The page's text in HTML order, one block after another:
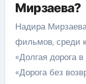
Мирзаева?
Надира
фильмов, среди
«Долгая дорога
«Дорога без